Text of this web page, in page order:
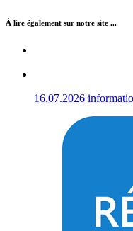
À lire également sur notre site ...
16.07.2026